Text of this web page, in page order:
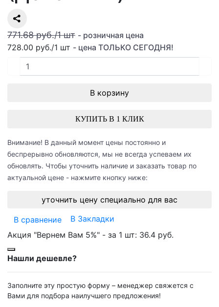
771.68 руб./1шт - розничная цена
728.00 руб./1 шт - цена ТОЛЬКО СЕГОДНЯ!
В корзину
КУПИТЬ В 1 КЛИК
Внимание! В данный момент цены постоянно и
беспрерывно обновляются, мы не всегда успеваем их
обновлять. Чтобы уточнить наличие и заказать товар по
актуальной цене - нажмите кнопку ниже:
уточнить цену специально для вас
В сравнение
В Закладки
Акция "Вернем Вам 5%" - за 1 шт: 36.4 руб.
Нашли дешевле?
Заполните эту простую форму – менеджер свяжется с
Вами для подбора наилучшего предложения!